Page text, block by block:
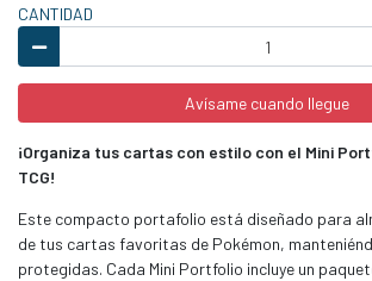
CANTIDAD
Avísame cuando llegue
¡Organiza tus cartas con estilo con el Mini
TCG!
Este compacto portafolio está diseñado para
de tus cartas favoritas de Pokémon,
protegidas. Cada Mini Portfolio incluye un